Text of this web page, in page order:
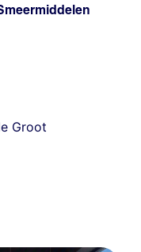
Groot